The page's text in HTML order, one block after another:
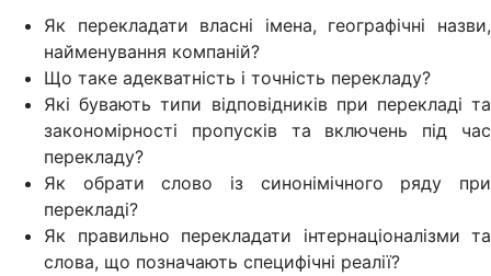
Як перекладати власні імена, географічні назви,
найменування компаній?
Що таке адекватність і точність перекладу?
Які бувають типи відповідників при перекладі та
закономірності пропусків та включень під час
перекладу?
Як обрати слово із синонімічного ряду при
перекладі?
Як правильно перекладати інтернаціоналізми та
слова, що позначають специфічні реалії?